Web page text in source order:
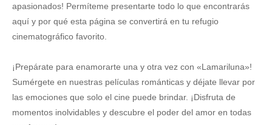
apasionados! Permíteme presentarte todo lo que encontrarás
aquí y por qué esta página se convertirá en tu refugio
cinematográfico favorito.
¡Prepárate para enamorarte una y otra vez con «Lamariluna»!
Sumérgete en nuestras películas románticas y déjate llevar por
las emociones que solo el cine puede brindar. ¡Disfruta de
momentos inolvidables y descubre el poder del amor en todas